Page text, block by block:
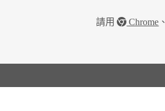
請用 Chrome